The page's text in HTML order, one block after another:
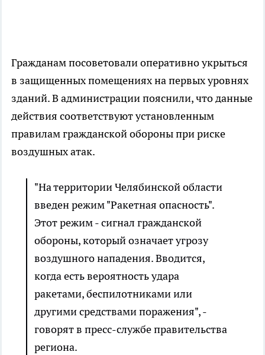
Гражданам посоветовали оперативно укрыться
в защищенных помещениях на первых уровнях
зданий. В администрации пояснили, что данные
действия соответствуют установленным
правилам гражданской обороны при риске
воздушных атак.
"На территории Челябинской области
введен режим "Ракетная опасность".
Этот режим - сигнал гражданской
обороны, который означает угрозу
воздушного нападения. Вводится,
когда есть вероятность удара
ракетами, беспилотниками или
другими средствами поражения", -
говорят в пресс-службе правительства
региона.